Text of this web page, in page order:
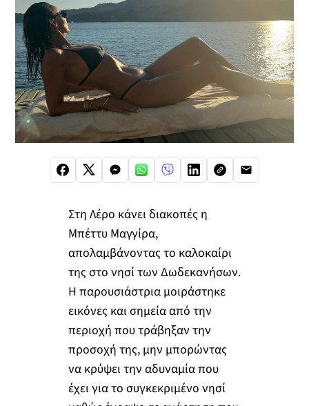
Στη Λέρο κάνει διακοπές η
Μπέττυ Μαγγίρα,
απολαμβάνοντας το καλοκαίρι
της στο νησί των Δωδεκανήσων.
Η παρουσιάστρια μοιράστηκε
εικόνες και σημεία από την
περιοχή που τράβηξαν την
προσοχή της, μην μπορώντας
να κρύψει την αδυναμία που
έχει για το συγκεκριμένο νησί